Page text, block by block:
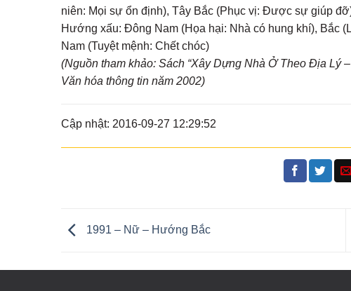
niên: Mọi sự ổn định), Tây Bắc (Phục vị: Được sự giúp
Hướng xấu: Đông Nam (Họa hại: Nhà có hung khí), Bắc
Nam (Tuyệt mệnh: Chết chóc)
(Nguồn tham khảo: Sách “Xây Dựng Nhà Ở Theo Địa Lý
Văn hóa thông tin năm 2002)
Cập nhật: 2016-09-27 12:29:52
1991 – Nữ – Hướng Bắc